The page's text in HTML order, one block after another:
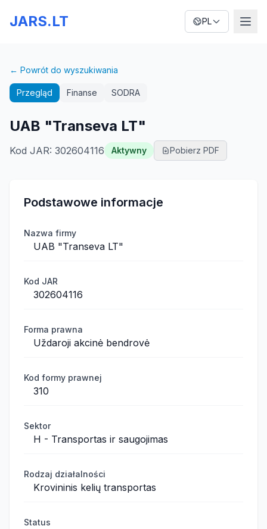
JARS.LT PL
← Powrót do wyszukiwania
Przegląd Finanse SODRA
UAB "Transeva LT"
Kod JAR: 302604116 Aktywny Pobierz PDF
Podstawowe informacje
Nazwa firmy
UAB "Transeva LT"
Kod JAR
302604116
Forma prawna
Uždaroji akcinė bendrovė
Kod formy prawnej
310
Sektor
H - Transportas ir saugojimas
Rodzaj działalności
Krovininis kelių transportas
Status